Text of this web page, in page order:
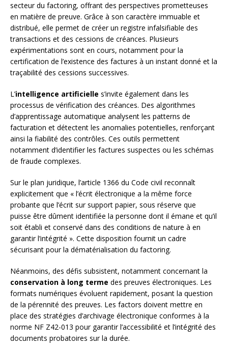
secteur du factoring, offrant des perspectives prometteuses
en matière de preuve. Grâce à son caractère immuable et
distribué, elle permet de créer un registre infalsifiable des
transactions et des cessions de créances. Plusieurs
expérimentations sont en cours, notamment pour la
certification de l’existence des factures à un instant donné et la
traçabilité des cessions successives.
L’intelligence artificielle s’invite également dans les
processus de vérification des créances. Des algorithmes
d’apprentissage automatique analysent les patterns de
facturation et détectent les anomalies potentielles, renforçant
ainsi la fiabilité des contrôles. Ces outils permettent
notamment d’identifier les factures suspectes ou les schémas
de fraude complexes.
Sur le plan juridique, l’article 1366 du Code civil reconnaît
explicitement que « l’écrit électronique a la même force
probante que l’écrit sur support papier, sous réserve que
puisse être dûment identifiée la personne dont il émane et qu’il
soit établi et conservé dans des conditions de nature à en
garantir l’intégrité ». Cette disposition fournit un cadre
sécurisant pour la dématérialisation du factoring.
Néanmoins, des défis subsistent, notamment concernant la
conservation à long terme des preuves électroniques. Les
formats numériques évoluent rapidement, posant la question
de la pérennité des preuves. Les factors doivent mettre en
place des stratégies d’archivage électronique conformes à la
norme NF Z42-013 pour garantir l’accessibilité et l’intégrité des
documents probatoires sur la durée.